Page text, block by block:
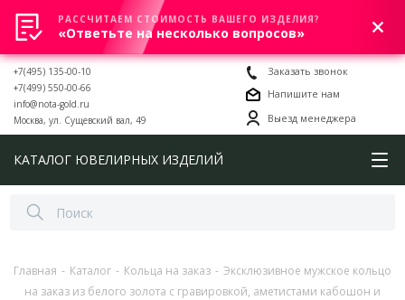
0
+7(495) 135-00-10
+7(499) 550-00-66
info@nota-gold.ru
Москва, ул. Сущевский вал, 49
Заказать звонок
Напишите нам
Выезд менеджера
КАТАЛОГ ЮВЕЛИРНЫХ ИЗДЕЛИЙ
Главная - Каталог - Кольца на заказ - Эксклюзивное мужское кольцо
на заказ из белого золота с гравировкой, аметистами кабошон и
РАССЧИТАЕМ СТОИМОСТЬ ВАШЕГО ИЗДЕЛИЯ?
«Ответьте на несколько вопросов»